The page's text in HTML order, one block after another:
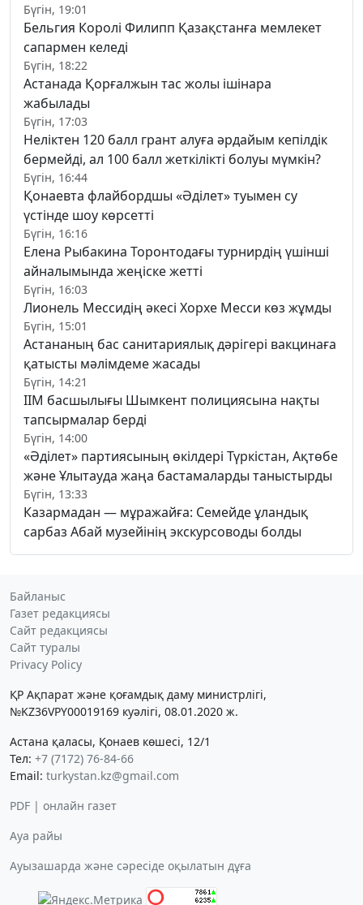
Бүгін, 19:01
Бельгия Королі Филипп Қазақстанға мемлекет
сапармен келеді
Бүгін, 18:22
Астанада Қорғалжын тас жолы ішінара
жабылады
Бүгін, 17:03
Неліктен 120 балл грант алуға әрдайым кепілдік
бермейді, ал 100 балл жеткілікті болуы мүмкін?
Бүгін, 16:44
Қонаевта флайбордшы «Әділет» туымен су
үстінде шоу көрсетті
Бүгін, 16:16
Елена Рыбакина Торонтодағы турнирдің үшінші
айналымында жеңіске жетті
Бүгін, 16:03
Лионель Мессидің әкесі Хорхе Месси көз жұмды
Бүгін, 15:01
Астананың бас санитариялық дәрігері вакцинаға
қатысты мәлімдеме жасады
Бүгін, 14:21
ІІМ басшылығы Шымкент полициясына нақты
тапсырмалар берді
Бүгін, 14:00
«Әділет» партиясының өкілдері Түркістан, Ақтөбе
және Ұлытауда жаңа бастамаларды таныстырды
Бүгін, 13:33
Казармадан — мұражайға: Семейде ұландық
сарбаз Абай музейінің экскурсоводы болды
Байланыс
Газет редакциясы
Сайт редакциясы
Сайт туралы
Privacy Policy
ҚР Ақпарат және қоғамдық даму министрлігі,
№KZ36VPY00019169 куәлігі, 08.01.2020 ж.
Астана қаласы, Қонаев көшесі, 12/1
Тел: +7 (7172) 76-84-66
Email: turkystan.kz@gmail.com
PDF | онлайн газет
Ауа райы
Ауызашарда және сәресіде оқылатын дұға